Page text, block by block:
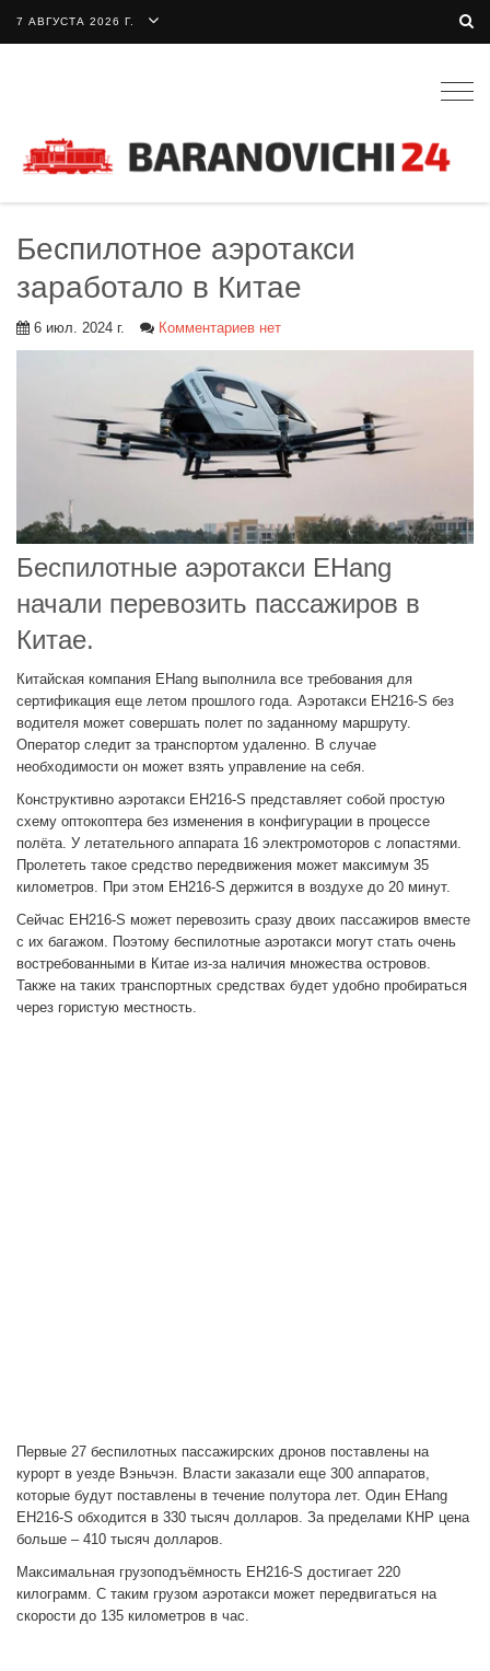
7 АВГУСТА 2026 Г.
Беспилотное аэротакси
заработало в Китае
6 июл. 2024 г. Комментариев нет
Беспилотные аэротакси EHang
начали перевозить пассажиров в
Китае.
Китайская компания EHang выполнила все требования для
сертификация еще летом прошлого года. Аэротакси EH216-S без
водителя может совершать полет по заданному маршруту.
Оператор следит за транспортом удаленно. В случае
необходимости он может взять управление на себя.
Конструктивно аэротакси EH216-S представляет собой простую
схему оптокоптера без изменения в конфигурации в процессе
полёта. У летательного аппарата 16 электромоторов с лопастями.
Пролететь такое средство передвижения может максимум 35
километров. При этом EH216-S держится в воздухе до 20 минут.
Сейчас EH216-S может перевозить сразу двоих пассажиров вместе
с их багажом. Поэтому беспилотные аэротакси могут стать очень
востребованными в Китае из-за наличия множества островов.
Также на таких транспортных средствах будет удобно пробираться
через гористую местность.
Первые 27 беспилотных пассажирских дронов поставлены на
курорт в уезде Вэньчэн. Власти заказали еще 300 аппаратов,
которые будут поставлены в течение полутора лет. Один EHang
EH216-S обходится в 330 тысяч долларов. За пределами КНР цена
больше – 410 тысяч долларов.
Максимальная грузоподъёмность EH216-S достигает 220
килограмм. С таким грузом аэротакси может передвигаться на
скорости до 135 километров в час.